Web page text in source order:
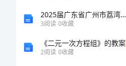
2025届广东省广州市荔湾区广雅实验学校九年级化学第一学期期末质量跟踪监视试题含解析
3阅读 0收藏
《二元一次方程组》的教案
2阅读 0收藏